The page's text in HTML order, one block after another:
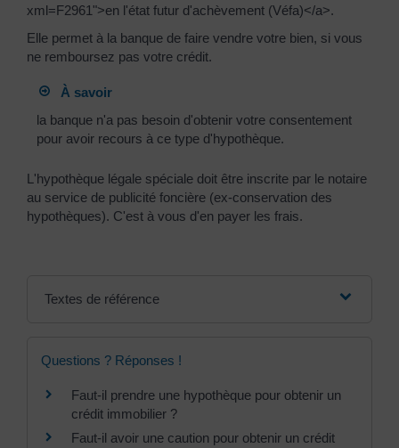
xml=F2961">en l'état futur d'achèvement (Véfa)</a>.
Elle permet à la banque de faire vendre votre bien, si vous
ne remboursez pas votre crédit.
À savoir
la banque n'a pas besoin d'obtenir votre consentement
pour avoir recours à ce type d'hypothèque.
L'hypothèque légale spéciale doit être inscrite par le notaire
au service de publicité foncière (ex-conservation des
hypothèques). C'est à vous d'en payer les frais.
Textes de référence
Questions ? Réponses !
Faut-il prendre une hypothèque pour obtenir un
crédit immobilier ?
Faut-il avoir une caution pour obtenir un crédit